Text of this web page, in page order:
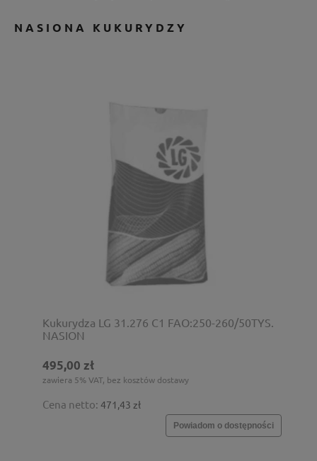
NASIONA KUKURYDZY
Kukurydza LG 31.276 C1 FAO:250-260/50TYS.
NASION
495,00 zł
zawiera 5% VAT, bez kosztów dostawy
Cena netto: 471,43 zł
Powiadom o dostępności